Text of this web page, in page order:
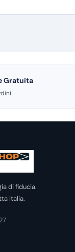
Gratuita
di fiducia.
Italia.